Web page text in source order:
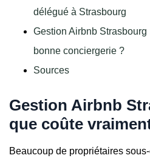
délégué à Strasbourg
Gestion Airbnb
bonne conciergerie ?
Sources
Gestion Airbnb
que coûte
Beaucoup de propriétaires